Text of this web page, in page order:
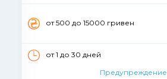
от 500 до 15000 гривен
от 1 до 30 дней
Предупреждение